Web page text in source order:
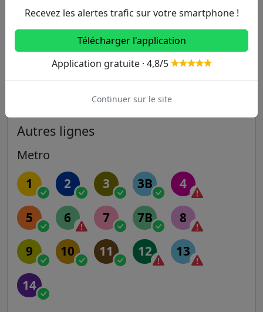
325
Ledru Rollin 132
Autres lignes
Metro
1 2 3 3B 4
5 6 7 7B 8
9 10 11 12 13
14
Recevez les alertes trafic sur votre smartphone !
Télécharger l'application
Application gratuite · 4,8/5
Continuer sur le site